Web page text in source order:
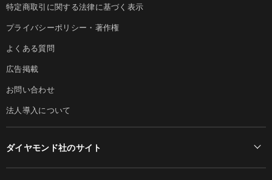
特定商取引に関する法律に基づく表示
プライバシーポリシー・著作権
よくある質問
広告掲載
お問い合わせ
法人導入について
ダイヤモンド社のサイト